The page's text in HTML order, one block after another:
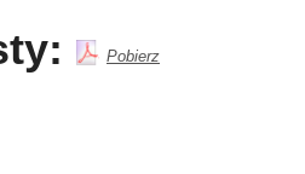
Pobierz